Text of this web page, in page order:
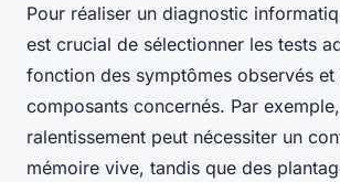
Pour réaliser un diagnostic
est crucial de sélectionner les tests
fonction des symptômes observés et
composants concernés. Par
ralentissement peut nécessiter un
mémoire vive, tandis que des